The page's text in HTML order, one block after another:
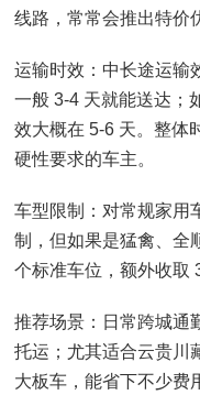
线路，常常会推出特价
运输时效：中长途运输
一般 3-4 天就能送达；
效大概在 5-6 天。整体
硬性要求的车主。
车型限制：对常规家用
制，但如果是猛禽、全
个标准车位，额外收取
推荐场景：日常跨城通
托运；尤其适合云贵川
大板车，能省下不少费